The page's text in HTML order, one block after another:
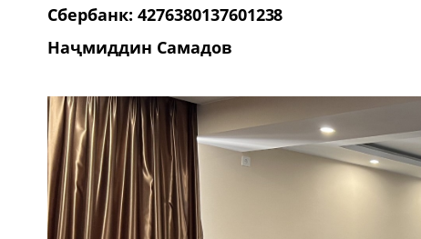
Сбербанк: 4276380137601238
Наҷмиддин Самадов